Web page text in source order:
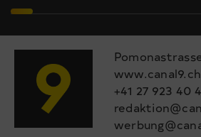
www.canal9.ch
+41 27 923 40